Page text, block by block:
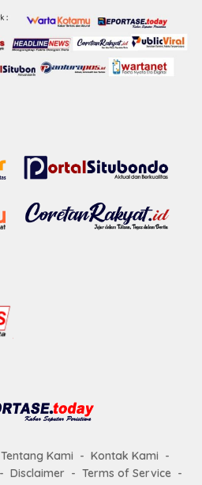
Tentang Kami
Kontak Kami
Disclaimer
Terms of Service